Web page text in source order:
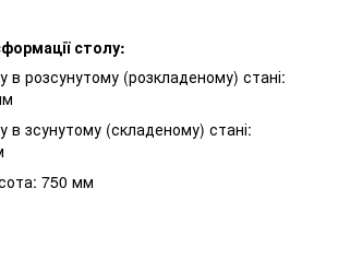
столу:
в розсунутому (розкладеному) стані:
в зсунутому (складеному) стані:
750 мм